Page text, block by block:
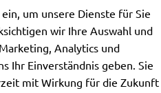
GARANTIE
Neuwagen
um unsere Dienste für Sie
wir Ihre Auswahl und
Analytics und
Ihr Einverständnis geben. Sie
mit Wirkung für die Zukunft